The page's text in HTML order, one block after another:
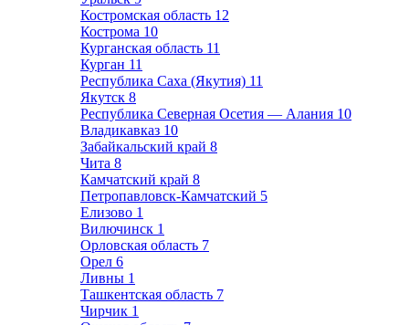
Костромская область 12
Кострома 10
Курганская область 11
Курган 11
Республика Саха (Якутия) 11
Якутск 8
Республика Северная Осетия — Алания 10
Владикавказ 10
Забайкальский край 8
Чита 8
Камчатский край 8
Петропавловск-Камчатский 5
Елизово 1
Вилючинск 1
Орловская область 7
Орел 6
Ливны 1
Ташкентская область 7
Чирчик 1